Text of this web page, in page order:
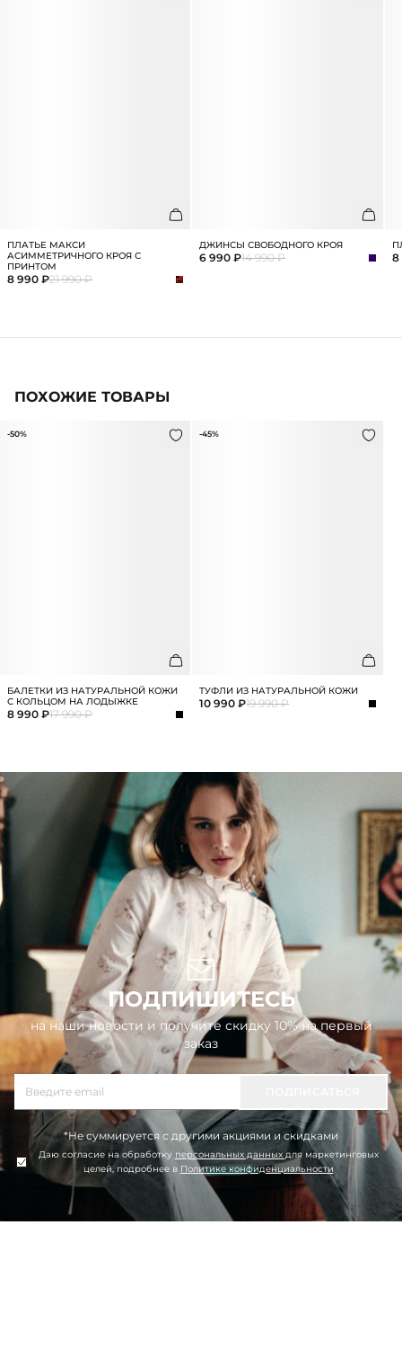
ПЛАТЬЕ МАКСИ
АСИММЕТРИЧНОГО КРОЯ С
ПРИНТОМ
8 990 ₽21 990 ₽
ДЖИНСЫ СВОБОДНОГО КРОЯ
6 990 ₽14 990 ₽ 8
ПОХОЖИЕ ТОВАРЫ
-50%
С КОЛЬЦОМ НА ЛОДЫЖКЕ
8 990 ₽17 990 ₽
-45%
10 990 ₽19 990 ₽
ПОДПИШИТЕСЬ
на наши новости и получите скидку 10% на первый
заказ
*Не суммируется с другими акциями и скидками
Даю согласие на обработку персональных данных
для маркетинговых
целей, подробнее вПолитике конфиденциальности